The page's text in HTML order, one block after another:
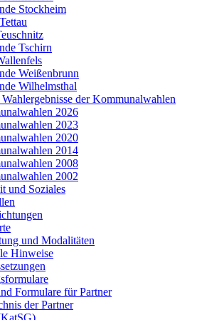
Stockheim
Tschirn
Weißenbrunn
Wilhelmsthal
der Kommunalwahlen
2026
2023
2020
2014
2008
2002
und Soziales
und Modalitäten
Hinweise
Formulare für Partner
der Partner